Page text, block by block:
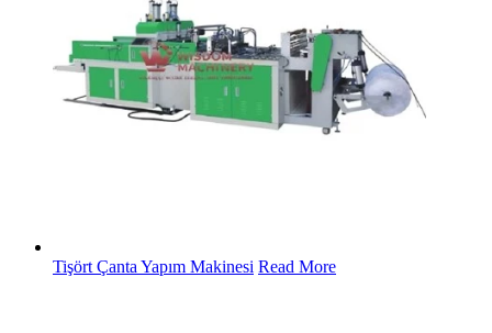
Tişört Çanta Yapım Makinesi Read More